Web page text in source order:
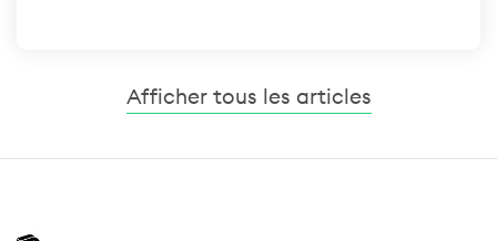
Afficher tous les articles